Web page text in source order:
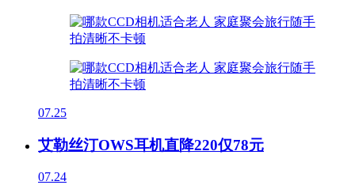
07.25
艾勒丝汀OWS耳机直降220仅78元
07.24